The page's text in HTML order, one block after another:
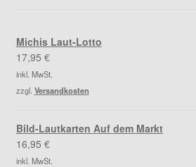
Michis Laut-Lotto
17,95 €
inkl. MwSt.
zzgl. Versandkosten
Bild-Lautkarten Auf dem Markt
16,95 €
inkl. MwSt.